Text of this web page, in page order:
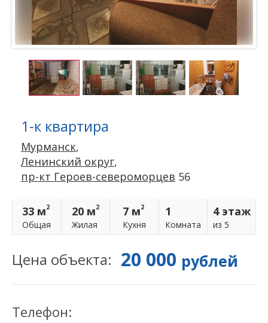
1-к квартира
Мурманск,
Ленинский округ,
пр-кт Героев-североморцев 56
33 м2
Общая
20 м2
Жилая
7 м2
Кухня
1
Комнатa
4 этаж
из 5
Цена объекта: 20 000 рублей
Телефон: